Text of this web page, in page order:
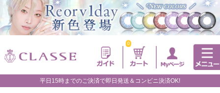
0
平日15時までのご決済で即日発送＆コンビニ決済OK!